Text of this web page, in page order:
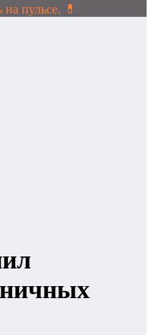
пульсе. 💊